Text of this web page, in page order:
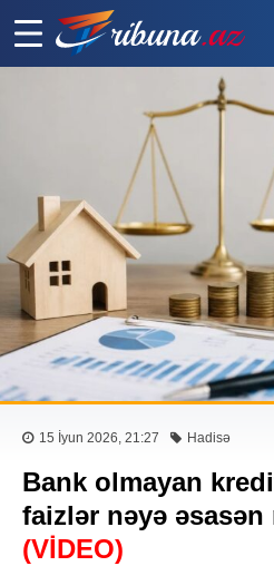
15 İyun 2026, 21:27 Hadisə
Bank olmayan
faizlər nəyə
(VİDEO)